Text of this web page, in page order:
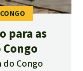
para as
Congo